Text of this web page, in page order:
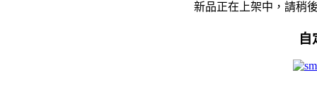
新品正在上架中，請稍
自